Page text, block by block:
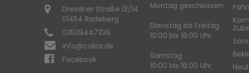
Dresdner Straße 12/14
01454 Radeberg
03528447336
info@collos.de
Facebook
Montag geschlossen
Dienstag bis Freitag
10:00 bis 18:00 Uhr
Samstag
10:00 bis 16:00 Uhr